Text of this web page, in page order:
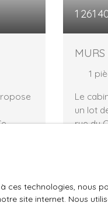
€
1 261
1
Le
un lot
rue du
loués
HT/
ne trouvez
ces technologies, nous
site internet. Nous